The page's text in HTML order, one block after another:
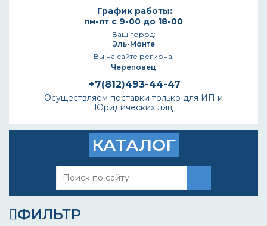
График работы:
пн-пт с 9-00 до 18-00
Ваш город:
Эль-Монте
Вы на сайте региона:
Череповец
+7(812)493-44-47
Осуществляем поставки только для ИП и
Юридических лиц
КАТАЛОГ
ФИЛЬТР